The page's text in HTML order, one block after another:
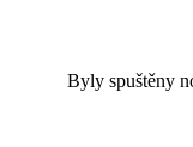
Byly spuštěny